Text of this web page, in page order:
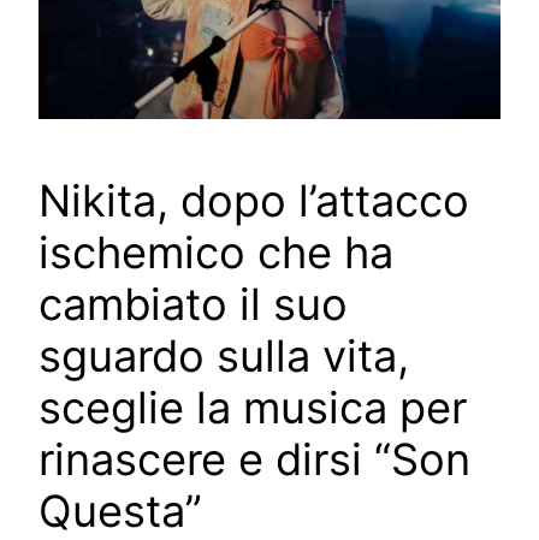
Nikita, dopo l’attacco
ischemico che ha
cambiato il suo
sguardo sulla vita,
sceglie la musica per
rinascere e dirsi “Son
Questa”